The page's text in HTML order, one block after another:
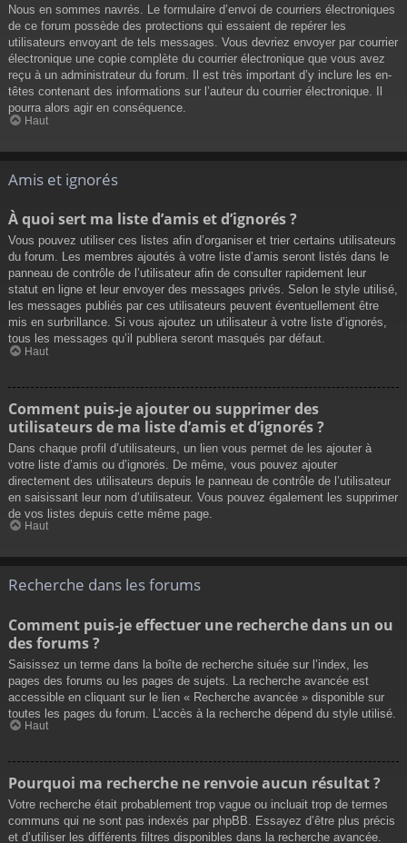
Nous en sommes navrés. Le formulaire d’envoi de courriers électroniques
de ce forum possède des protections qui essaient de repérer les
utilisateurs envoyant de tels messages. Vous devriez envoyer par courrier
électronique une copie complète du courrier électronique que vous avez
reçu à un administrateur du forum. Il est très important d’y inclure les en-
têtes contenant des informations sur l’auteur du courrier électronique. Il
pourra alors agir en conséquence.
Haut
Amis et ignorés
À quoi sert ma liste d’amis et d’ignorés ?
Vous pouvez utiliser ces listes afin d’organiser et trier certains utilisateurs
du forum. Les membres ajoutés à votre liste d’amis seront listés dans le
panneau de contrôle de l’utilisateur afin de consulter rapidement leur
statut en ligne et leur envoyer des messages privés. Selon le style utilisé,
les messages publiés par ces utilisateurs peuvent éventuellement être
mis en surbrillance. Si vous ajoutez un utilisateur à votre liste d’ignorés,
tous les messages qu’il publiera seront masqués par défaut.
Haut
Comment puis-je ajouter ou supprimer des
utilisateurs de ma liste d’amis et d’ignorés ?
Dans chaque profil d’utilisateurs, un lien vous permet de les ajouter à
votre liste d’amis ou d’ignorés. De même, vous pouvez ajouter
directement des utilisateurs depuis le panneau de contrôle de l’utilisateur
en saisissant leur nom d’utilisateur. Vous pouvez également les supprimer
de vos listes depuis cette même page.
Haut
Recherche dans les forums
Comment puis-je effectuer une recherche dans un ou
des forums ?
Saisissez un terme dans la boîte de recherche située sur l’index, les
pages des forums ou les pages de sujets. La recherche avancée est
accessible en cliquant sur le lien « Recherche avancée » disponible sur
toutes les pages du forum. L’accès à la recherche dépend du style utilisé.
Haut
Pourquoi ma recherche ne renvoie aucun résultat ?
Votre recherche était probablement trop vague ou incluait trop de termes
communs qui ne sont pas indexés par phpBB. Essayez d’être plus précis
et d’utiliser les différents filtres disponibles dans la recherche avancée.